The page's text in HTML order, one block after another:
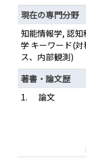
現在の専門分野
知能情報学, 認
学 キーワード(
ス、内部観測)
著書・論文歴
1.
論文